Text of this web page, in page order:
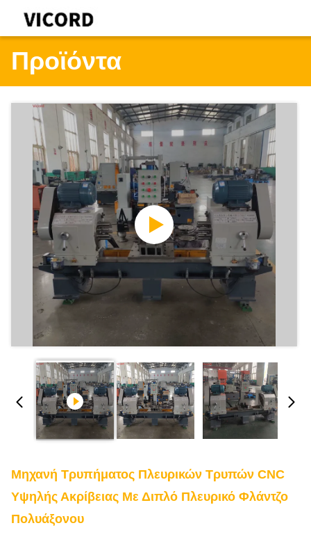
Προϊόντα
Μηχανή Τρυπήματος Πλευρικών Τρυπών CNC
Υψηλής Ακρίβειας Με Διπλό Πλευρικό Φλάντζο
Πολυάξονου